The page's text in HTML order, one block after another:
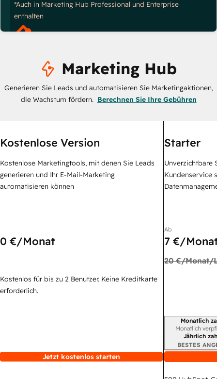
*Auch in Marketing Hub Professional und Enterprise
enthalten
Marketing Hub
Generieren Sie Leads und automatisieren Sie Marketingaktionen,
die Wachstum fördern. Berechnen Sie Ihre Gebühren
Kostenlose Version
Kostenlose Marketingtools, mit denen Sie Leads
generieren und Ihr E-Mail-Marketing
automatisieren können
0 €/Monat
Kostenlos für bis zu 2 Benutzer. Keine Kreditkarte
erforderlich.
Jetzt kostenlos starten
Starter
Unverzichtbare
Kundenservice
Ab
7 €/
20 €/Monat/
Monatlich
Monatlich
Jährlich
BESTES